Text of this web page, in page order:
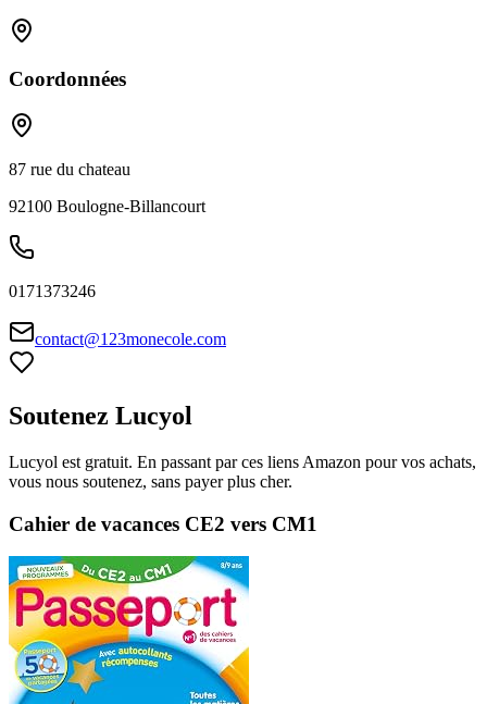
Coordonnées
87 rue du chateau
92100 Boulogne-Billancourt
0171373246
contact@123monecole.com
Soutenez Lucyol
Lucyol est gratuit. En passant par ces liens Amazon pour vos achats,
vous nous soutenez, sans payer plus cher.
Cahier de vacances CE2 vers CM1